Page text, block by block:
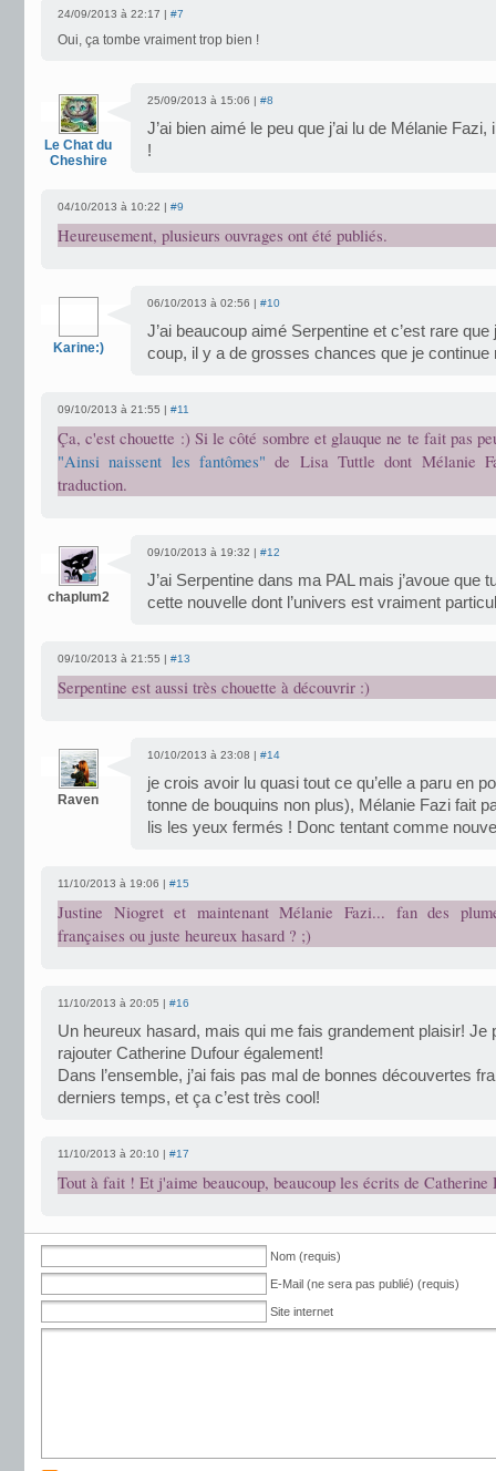
24/09/2013 à 22:17 | #7
Oui, ça tombe vraiment trop bien !
Le Chat du
Cheshire
25/09/2013 à 15:06 | #8
J’ai bien aimé le peu que j’ai lu de Mélanie
!
04/10/2013 à 10:22 | #9
Heureusement, plusieurs ouvrages ont été publiés.
Karine:)
06/10/2013 à 02:56 | #10
J’ai beaucoup aimé Serpentine et c’est rare
coup, il y a de grosses chances que je continue
09/10/2013 à 21:55 | #11
Ça, c'est chouette :) Si le côté sombre et glauque ne te fait pas
"Ainsi naissent les fantômes" de Lisa Tuttle dont Mélanie
traduction.
chaplum2
09/10/2013 à 19:32 | #12
J’ai Serpentine dans ma PAL mais j’avoue que
cette nouvelle dont l’univers est vraiment
09/10/2013 à 21:55 | #13
Serpentine est aussi très chouette à découvrir :)
Raven
10/10/2013 à 23:08 | #14
je crois avoir lu quasi tout ce qu’elle a paru en
tonne de bouquins non plus), Mélanie Fazi fait
lis les yeux fermés ! Donc tentant comme
11/10/2013 à 19:06 | #15
Justine Niogret et maintenant Mélanie Fazi... fan des
françaises ou juste heureux hasard ? ;)
11/10/2013 à 20:05 | #16
Un heureux hasard, mais qui me fais grandement plaisir! Je
rajouter Catherine Dufour également!
Dans l’ensemble, j’ai fais pas mal de bonnes découvertes
derniers temps, et ça c’est très cool!
11/10/2013 à 20:10 | #17
Tout à fait ! Et j'aime beaucoup, beaucoup les écrits de Catherine
Nom (requis)
E-Mail (ne sera pas publié) (requis)
Site internet